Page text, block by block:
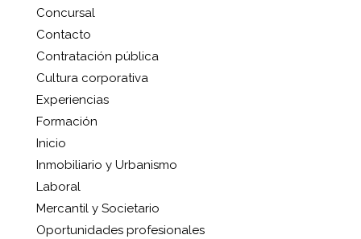
Concursal
Contacto
Contratación pública
Cultura corporativa
Experiencias
Formación
Inicio
Inmobiliario y Urbanismo
Laboral
Mercantil y Societario
Oportunidades profesionales